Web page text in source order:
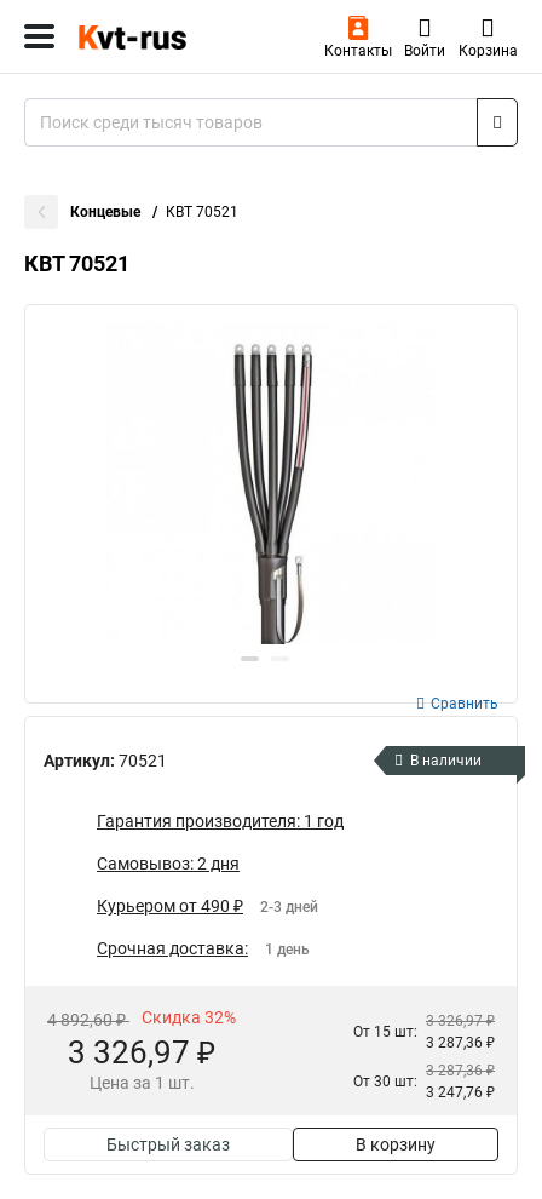
Контакты Войти Корзина
Концевые КВТ 70521
КВТ 70521
Артикул: 70521
Сравнить
В наличии
Гарантия производителя: 1 год
Самовывоз: 2 дня
Курьером от 490 ₽ 2-3 дней
Срочная доставка: 1 день
4 892,60 ₽ Скидка 32%
3 326,97 ₽
Цена за 1 шт.
От 15 шт:
3 326,97 ₽
3 287,36 ₽
От 30 шт:
3 287,36 ₽
3 247,76 ₽
Быстрый заказ В корзину